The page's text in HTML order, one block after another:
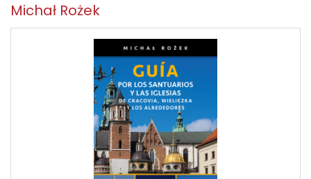
Michał Rożek